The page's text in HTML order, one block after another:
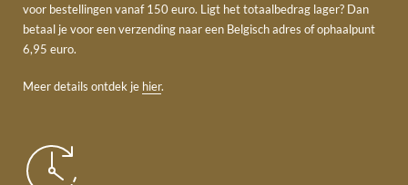
voor bestellingen vanaf 150 euro. Ligt het totaalbedrag lager? Dan
betaal je voor een verzending naar een Belgisch adres of ophaalpunt
6,95 euro.
Meer details ontdek je hier.